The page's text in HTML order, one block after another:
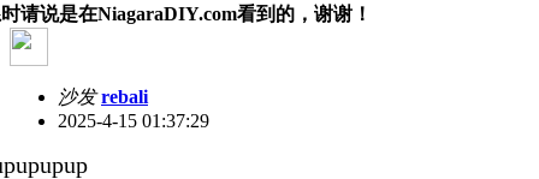
请说是在NiagaraDIY.com看到的，谢谢！
沙发 rebali
2025-4-15 01:37:29